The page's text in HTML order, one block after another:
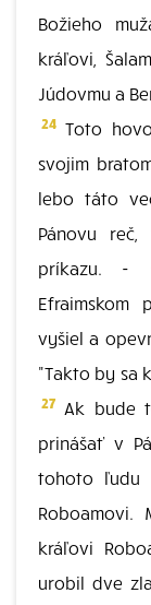
Božieho
kráľovi,
Júdovmu a
24 Toto
svojim
lebo táto
Pánovu
príkazu. -
vyšiel a
"Takto by sa
27 Ak bude
prinášať v
tohoto ľudu
Roboamovi.
kráľovi
urobil dve